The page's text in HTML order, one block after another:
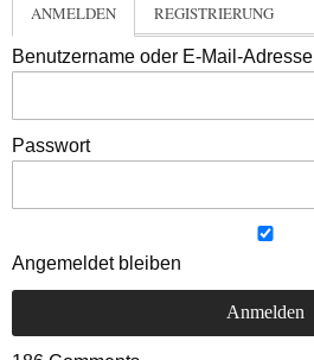
ANMELDEN REGISTRIERUNG
Benutzername oder E-Mail-Adresse
Passwort
Angemeldet bleiben